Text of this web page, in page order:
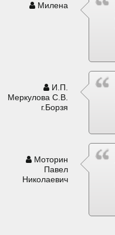
Милена
И.П.
Меркулова С.В.
г.Борзя
Моторин
Павел
Николаевич